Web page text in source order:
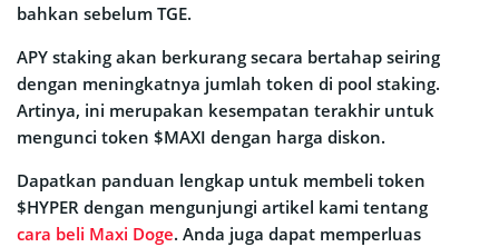
bahkan sebelum TGE.
APY staking akan berkurang secara bertahap seiring
dengan meningkatnya jumlah token di pool staking.
Artinya, ini merupakan kesempatan terakhir untuk
mengunci token $MAXI dengan harga diskon.
Dapatkan panduan lengkap untuk membeli token
$HYPER dengan mengunjungi artikel kami tentang
cara beli Maxi Doge. Anda juga dapat memperluas